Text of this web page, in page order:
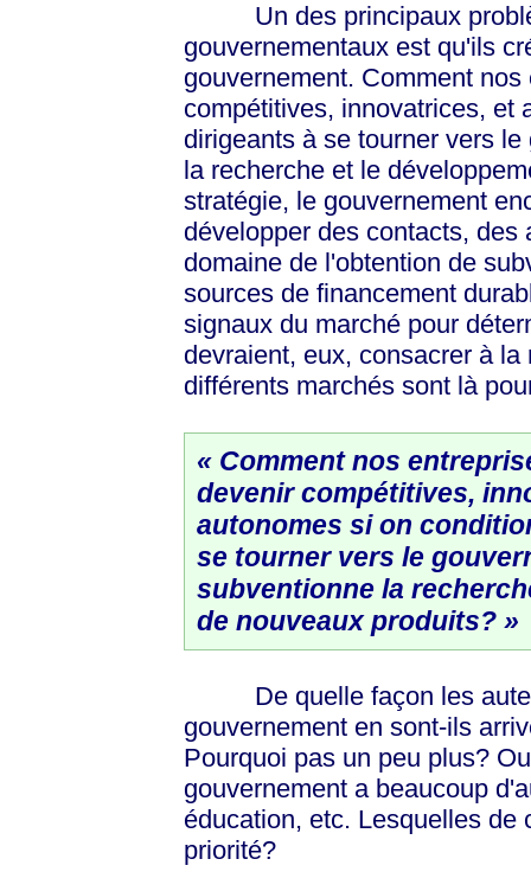
Un des principaux
gouvernementaux est qu'ils
gouvernement. Comment
compétitives, innovatrices, et
dirigeants à se tourner vers
la recherche et le
stratégie, le gouvernement
développer des contacts,
domaine de l'obtention de
sources de financement
signaux du marché pour
devraient, eux, consacrer à
différents marchés sont là
« Comment nos
devenir compétitives,
autonomes si on
se tourner vers le
subventionne la
de nouveaux produits? »
De quelle façon les
gouvernement en sont-ils
Pourquoi pas un peu plus?
gouvernement a beaucoup
éducation, etc. Lesquelles de
priorité?